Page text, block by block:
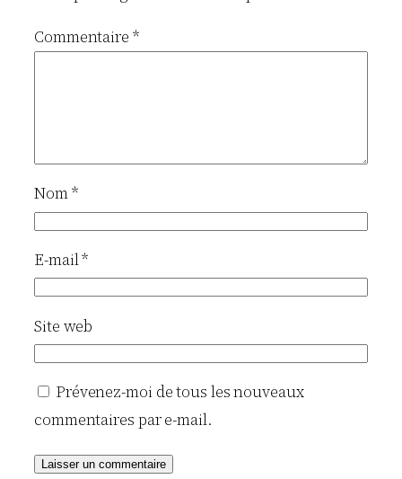
Commentaire *
Nom*
E-mail*
Site web
Prévenez-moi de tous les nouveaux
commentaires par e-mail.